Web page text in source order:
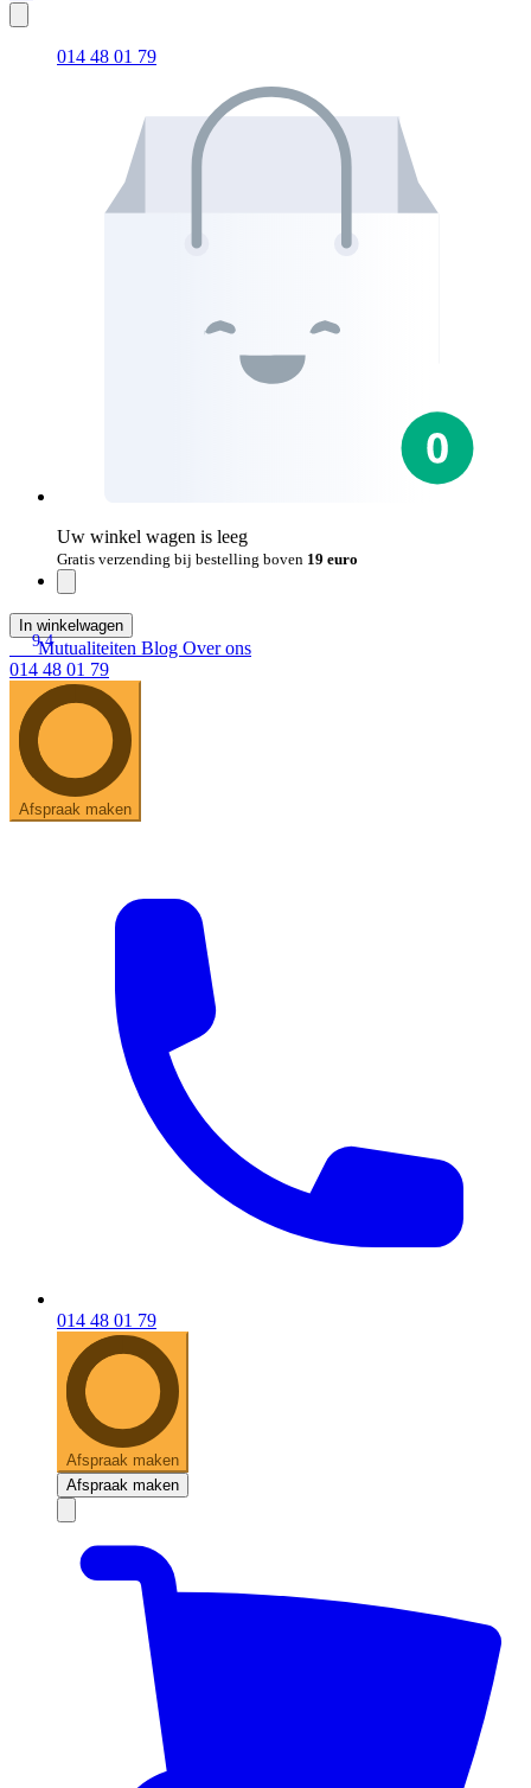
014 48 01 79
Uw winkel wagen is leeg
Gratis verzending bij bestelling boven 19 euro
In winkelwagen
9.4
Mutualiteiten Blog Over ons
014 48 01 79
Afspraak maken
014 48 01 79
Afspraak maken
Afspraak maken